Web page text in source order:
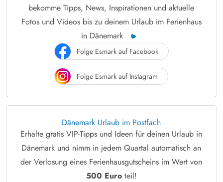
bekomme Tipps, News, Inspirationen und aktuelle
Fotos und Videos bis zu deinem Urlaub im Ferienhaus
in Dänemark
Folge Esmark auf Facebook
Folge Esmark auf Instagram
Dänemark Urlaub im Postfach
Erhalte gratis VIP-Tipps und Ideen für deinen Urlaub in
Dänemark und nimm in jedem Quartal automatisch an
der Verlosung eines Ferienhausgutscheins im Wert von
500 Euroteil!